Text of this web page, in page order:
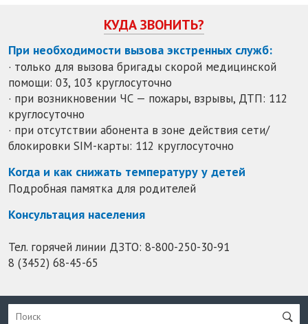
КУДА ЗВОНИТЬ?
При необходимости вызова экстренных служб:
· только для вызова бригады скорой медицинской
помощи: 03, 103 круглосуточно
· при возникновении ЧС — пожары, взрывы, ДТП: 112
круглосуточно
· при отсутствии абонента в зоне действия сети/
блокировки SIM-карты: 112 круглосуточно
Когда и как снижать температуру у детей
Подробная памятка для родителей
Консультация населения
Тел. горячей линии ДЗТО: 8-800-250-30-91
8 (3452) 68-45-65